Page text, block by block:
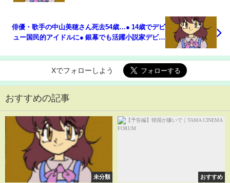
俳優・歌手の中山美穂さん死去54歳…● 14歳でデビ
ュー国民的アイドルに● 銀幕でも活躍小説家デビュ
2024年12月6日【??】
Xでフォローしよう
おすすめの記事
未分類 おすすめ